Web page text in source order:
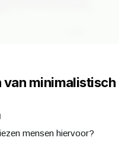
van minimalistisch
mensen hiervoor?